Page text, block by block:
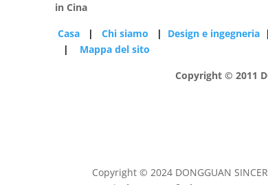
in Cina
Casa
|Chi siamo | Design e ingegneria
| Mappa del sito
Copyright © 2011
Copyright © 2024 DONGGUAN